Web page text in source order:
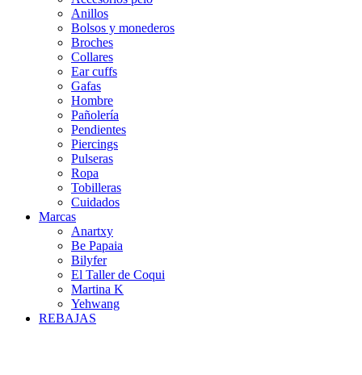
Anillos
Bolsos y monederos
Broches
Collares
Ear cuffs
Gafas
Hombre
Pañolería
Pendientes
Piercings
Pulseras
Ropa
Tobilleras
Cuidados
Marcas
Anartxy
Be Papaia
Bilyfer
El Taller de Coqui
Martina K
Yehwang
REBAJAS